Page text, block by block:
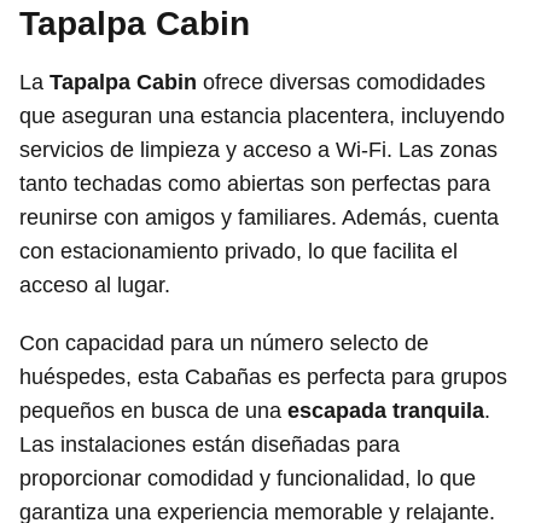
Tapalpa Cabin
La Tapalpa Cabin ofrece diversas comodidades
que aseguran una estancia placentera, incluyendo
servicios de limpieza y acceso a Wi-Fi. Las zonas
tanto techadas como abiertas son perfectas para
reunirse con amigos y familiares. Además, cuenta
con estacionamiento privado, lo que facilita el
acceso al lugar.
Con capacidad para un número selecto de
huéspedes, esta Cabañas es perfecta para grupos
pequeños en busca de una escapada tranquila.
Las instalaciones están diseñadas para
proporcionar comodidad y funcionalidad, lo que
garantiza una experiencia memorable y relajante.